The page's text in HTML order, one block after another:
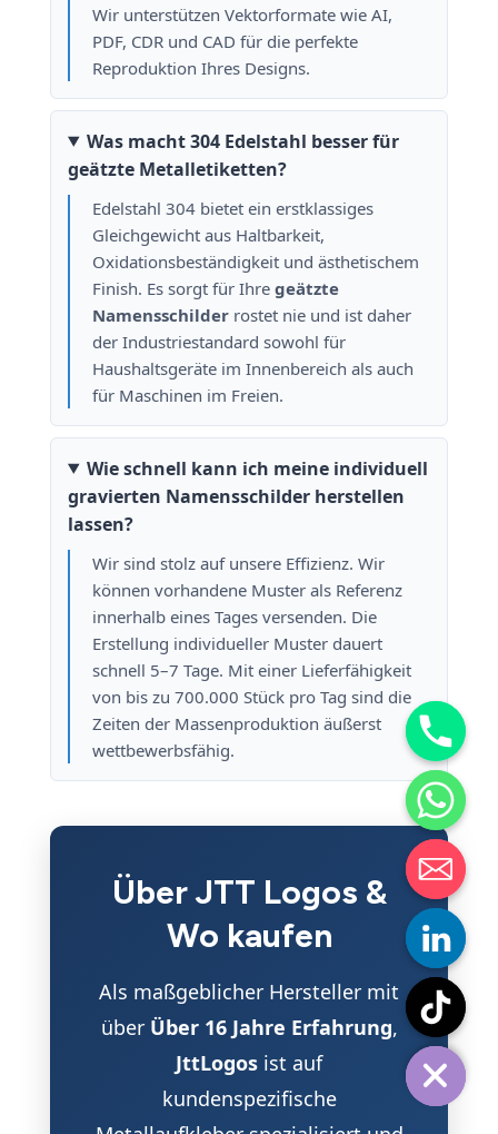
Wir unterstützen Vektorformate wie AI,
PDF, CDR und CAD für die perfekte
Reproduktion Ihres Designs.
Was macht 304 Edelstahl besser für
geätzte Metalletiketten?
Edelstahl 304 bietet ein erstklassiges
Gleichgewicht aus Haltbarkeit,
Oxidationsbeständigkeit und ästhetischem
Finish. Es sorgt für Ihre geätzte
Namensschilder rostet nie und ist daher
der Industriestandard sowohl für
Haushaltsgeräte im Innenbereich als auch
für Maschinen im Freien.
Wie schnell kann ich meine individuell
gravierten Namensschilder herstellen
lassen?
Wir sind stolz auf unsere Effizienz. Wir
können vorhandene Muster als Referenz
innerhalb eines Tages versenden. Die
Erstellung individueller Muster dauert
schnell 5–7 Tage. Mit einer Lieferfähigkeit
von bis zu 700.000 Stück pro Tag sind die
Zeiten der Massenproduktion äußerst
wettbewerbsfähig.
Über JTT Logos &
Wo kaufen
Als maßgeblicher Hersteller mit
über Über 16 Jahre Erfahrung,
JttLogos ist auf
kundenspezifische